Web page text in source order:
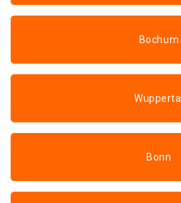
Bochum
Wuppertal
Bonn